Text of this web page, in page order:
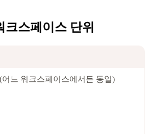
크스페이스 단위
(어느 워크스페이스에서든 동일)